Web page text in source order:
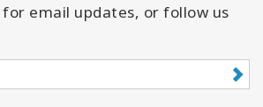
for email updates, or follow us